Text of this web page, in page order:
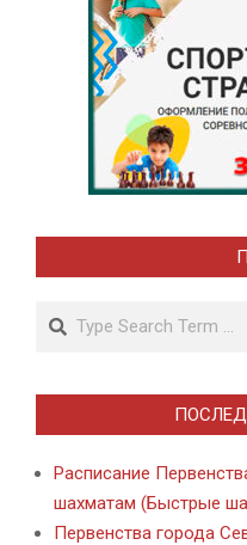
Search
Расписание
шахматам (Быстрые
Первенства города